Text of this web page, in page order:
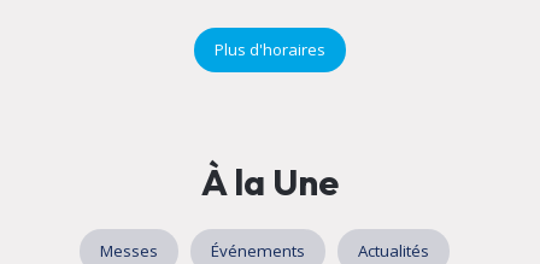
Plus d'horaires
À la Une
Messes Événements Actualités